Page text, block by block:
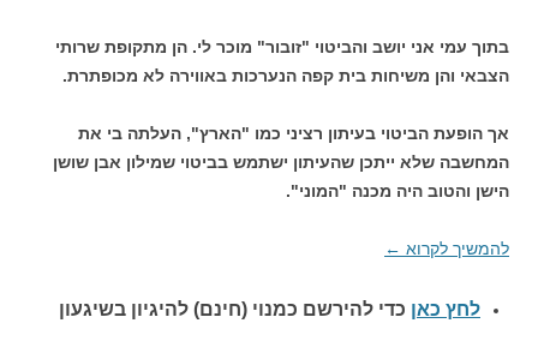
בתוך עמי אני יושב והביטוי "זובור" מוכר לי. הן מתקופת שרותי
הצבאי והן משיחות בית קפה הנערכות באווירה לא מכופתרת.
אך הופעת הביטוי בעיתון רציני כמו "הארץ", העלתה בי את
המחשבה שלא ייתכן שהעיתון ישתמש בביטוי שמילון אבן שושן
הישן והטוב היה מכנה "המוני".
להמשיך לקרוא←
לחץ כאן כדי להירשם כ מנוי (חינם) להיגיון בשיגעון